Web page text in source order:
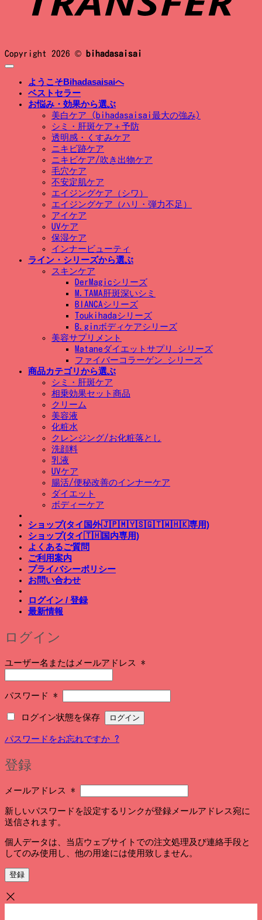
Copyright 2026 © bihadasaisai
ようこそBihadasaisaiへ
ベストセラー
お悩み・効果から選ぶ
美白ケア (bihadasaisai最大の強み)
シミ・肝斑ケア＋予防
透明感・くすみケア
ニキビ跡ケア
ニキビケア/吹き出物ケア
毛穴ケア
不安定肌ケア
エイジングケア（シワ）
エイジングケア（ハリ・弾力不足）
アイケア
UVケア
保湿ケア
インナービューティ
ライン・シリーズから選ぶ
スキンケア
DerMagicシリーズ
M.TAMA肝斑深いシミ
BIANCAシリーズ
Toukihadaシリーズ
B.ginボディケアシリーズ
美容サプリメント
Mataneダイエットサプリ_シリーズ
ファイバーコラーゲン_シリーズ
商品カテゴリから選ぶ
シミ・肝斑ケア
相乗効果セット商品
クリーム
美容液
化粧水
クレンジング/お化粧落とし
洗顔料
乳液
UVケア
腸活/便秘改善のインナーケア
ダイエット
ボディーケア
ショップ(タイ国外🇯🇵🇲🇾🇸🇬🇹🇼🇭🇰専用)
ショップ(タイ🇹🇭国内専用)
よくあるご質問
ご利用案内
プライバシーポリシー
お問い合わせ
ログイン / 登録
最新情報
ログイン
ユーザー名またはメールアドレス *
パスワード *
ログイン状態を保存
ログイン
パスワードをお忘れですか ?
登録
メールアドレス *
新しいパスワードを設定するリンクが登録メールアドレス宛に
送信されます。
個人データは、当店ウェブサイトでの注文処理及び連絡手段と
してのみ使用し、他の用途には使用致しません。
登録